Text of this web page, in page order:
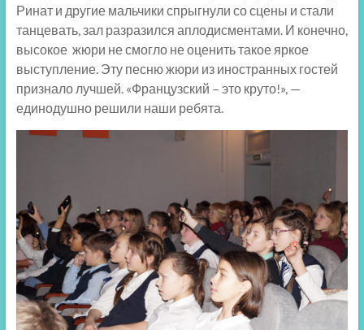
Ринат и другие мальчики спрыгнули со сцены и стали
танцевать, зал разразился аплодисментами. И конечно,
высокое жюри не смогло не оценить такое яркое
выступление. Эту песню жюри из иностранных гостей
признало лучшей. «Французский – это круто!», —
единодушно решили наши ребята.